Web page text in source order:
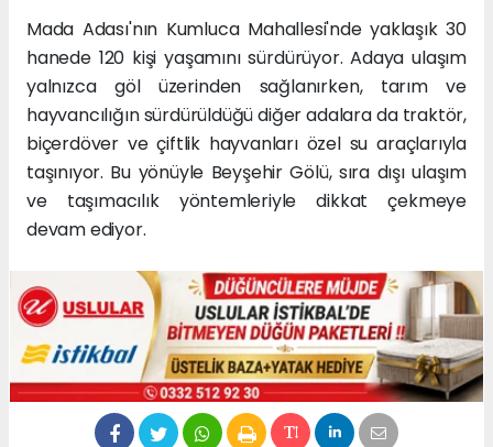
Mada Adası'nın Kumluca Mahallesi'nde yaklaşık 30
hanede 120 kişi yaşamını sürdürüyor. Adaya ulaşım
yalnızca göl üzerinden sağlanırken, tarım ve
hayvancılığın sürdürüldüğü diğer adalara da traktör,
biçerdöver ve çiftlik hayvanları özel su araçlarıyla
taşınıyor. Bu yönüyle Beyşehir Gölü, sıra dışı ulaşım
ve taşımacılık yöntemleriyle dikkat çekmeye
devam ediyor.